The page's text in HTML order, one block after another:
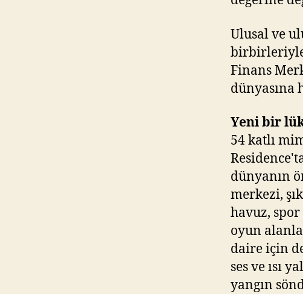
Ulusal ve
birbirleriyle
Finans
dünyasına
Yeni bir
54 katlı
dünyanın
merkezi,
havuz,
oyun
daire için
ses ve ısı
yangın